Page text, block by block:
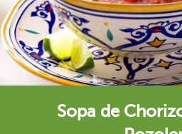
Sopa de